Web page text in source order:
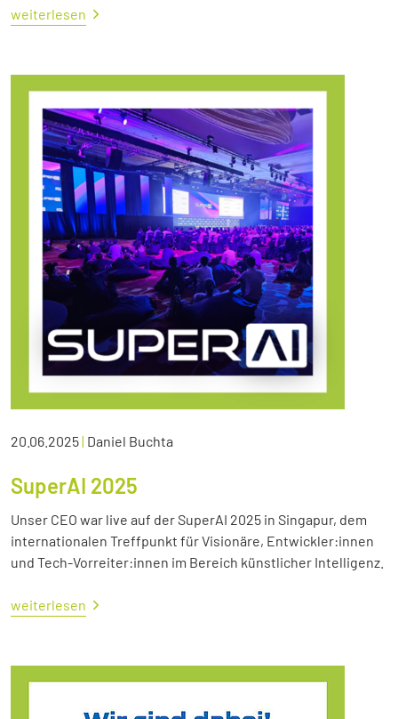
weiterlesen
20.06.2025| Daniel Buchta
SuperAI 2025
Unser CEO war live auf der SuperAI 2025 in Singapur, dem
internationalen Treffpunkt für Visionäre, Entwickler:innen
und Tech-Vorreiter:innen im Bereich künstlicher Intelligenz.
weiterlesen